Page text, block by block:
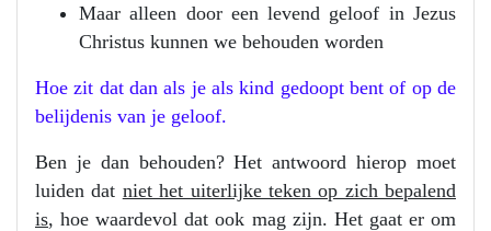
Maar alleen door een levend geloof in Jezus
Christus kunnen we behouden worden
Hoe zit dat dan als je als kind gedoopt bent of op de
belijdenis van je geloof.
Ben je dan behouden? Het antwoord hierop moet
luiden dat niet het uiterlijke teken op zich bepalend
is, hoe waardevol dat ook mag zijn. Het gaat er om